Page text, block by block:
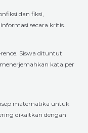
dan fiksi,
secara kritis.
Siswa dituntut
kata per
matematika untuk
dikaitkan dengan